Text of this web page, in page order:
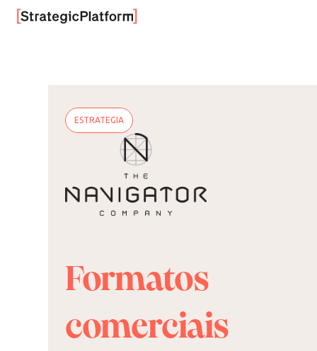
ESTRATEGIA
Formatos
comerciais